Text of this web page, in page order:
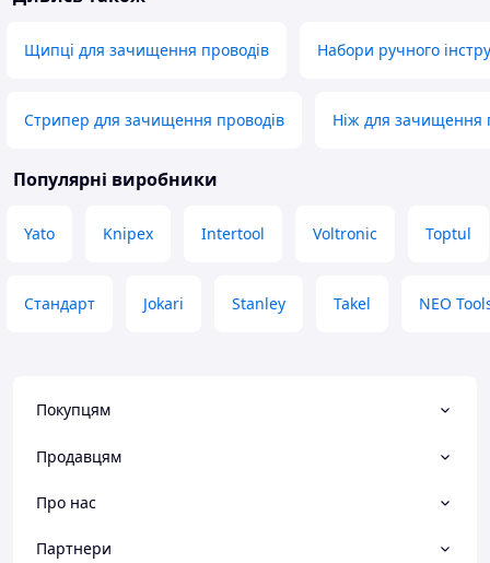
Щипці для зачищення проводів Набори ручного
Стрипер для зачищення проводів Ніж для зачищення
Популярні виробники
Yato Knipex Intertool Voltronic Toptul
Стандарт Jokari Stanley Takel NEO
Покупцям
Продавцям
Про нас
Партнери